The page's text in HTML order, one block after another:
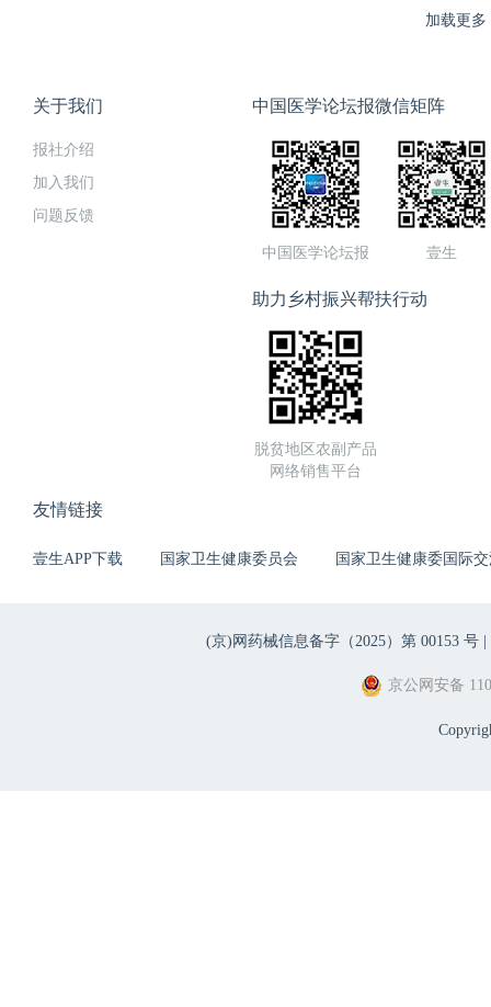
加载更多
关于我们
报社介绍
加入我们
问题反馈
中国医学论坛报微信矩阵
中国医学论坛报 壹生
助力乡村振兴帮扶行动
脱贫地区农副产品
网络销售平台
友情链接
壹生APP下载 国家卫生健康委员会 国家卫生健康委国际
(京)网药械信息备字（2025）第 00153 号 |
京公网安备